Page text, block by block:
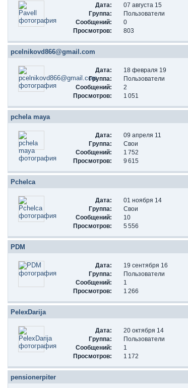
Дата:
07 августа 15
Группа:
Пользователи
Сообщений:
0
Просмотров:
803
pcelnikovd866@gmail.com
Дата:
18 февраля 19
Группа:
Пользователи
Сообщений:
2
Просмотров:
1 051
pchela maya
Дата:
09 апреля 11
Группа:
Свои
Сообщений:
1 752
Просмотров:
9 615
Pchelca
Дата:
01 ноября 14
Группа:
Свои
Сообщений:
10
Просмотров:
5 556
PDM
Дата:
19 сентября 16
Группа:
Пользователи
Сообщений:
1
Просмотров:
1 266
PelexDarija
Дата:
20 октября 14
Группа:
Пользователи
Сообщений:
1
Просмотров:
1 172
pensionerpiter